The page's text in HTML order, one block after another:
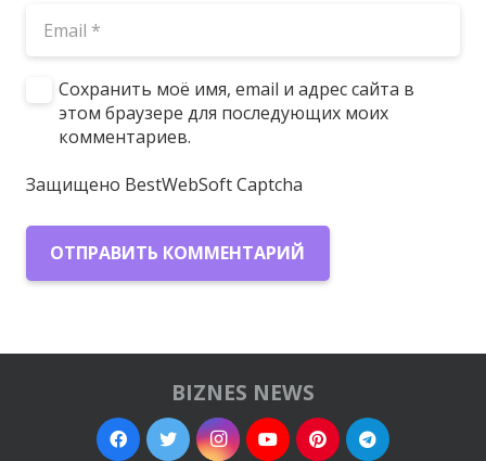
Сохранить моё имя, email и адрес сайта в
этом браузере для последующих моих
комментариев.
Защищено BestWebSoft Captcha
ОТПРАВИТЬ КОММЕНТАРИЙ
BIZNES NEWS